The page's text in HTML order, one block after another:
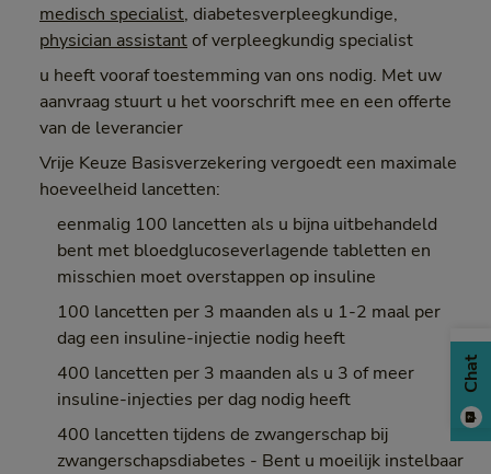
medisch specialist, diabetesverpleegkundige,
physician assistantof verpleegkundig specialist
u heeft vooraf toestemming van ons nodig. Met uw
aanvraag stuurt u het voorschrift mee en een offerte
van de leverancier
Vrije Keuze Basisverzekering vergoedt een maximale
hoeveelheid lancetten:
eenmalig 100 lancetten als u bijna uitbehandeld
bent met bloedglucoseverlagende tabletten en
misschien moet overstappen op insuline
100 lancetten per 3 maanden als u 1-2 maal per
dag een insuline-injectie nodig heeft
400 lancetten per 3 maanden als u 3 of meer
insuline-injecties per dag nodig heeft
400 lancetten tijdens de zwangerschap bij
zwangerschapsdiabetes - Bent u moeilijk instelbaar
Chat